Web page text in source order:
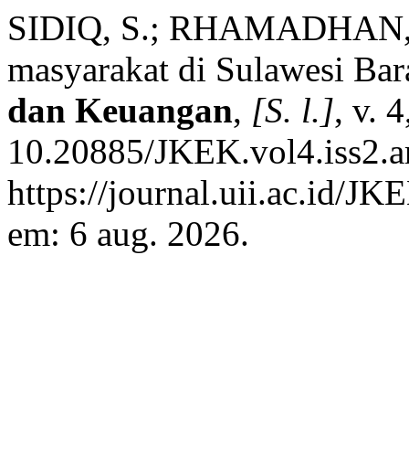
SIDIQ, S.;
masyarakat di Sulawesi
dan Keuangan, [S. l.], v.
10.20885/
https://journal.uii.ac.id/
em: 6 aug. 2026.